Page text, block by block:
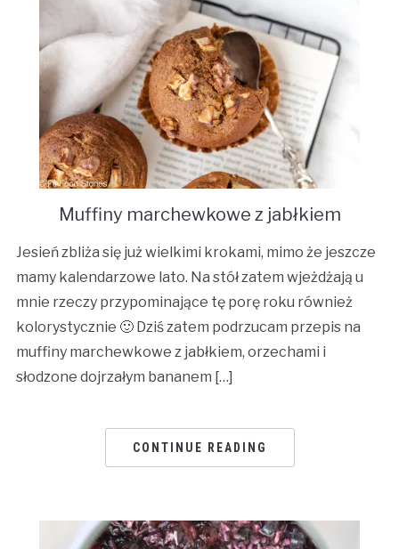
Muffiny marchewkowe z jabłkiem
Jesień zbliża się już wielkimi krokami, mimo że jeszcze
mamy kalendarzowe lato. Na stół zatem wjeżdżają u
mnie rzeczy przypominające tę porę roku również
kolorystycznie 🙂 Dziś zatem podrzucam przepis na
muffiny marchewkowe z jabłkiem, orzechami i
słodzone dojrzałym bananem […]
CONTINUE READING